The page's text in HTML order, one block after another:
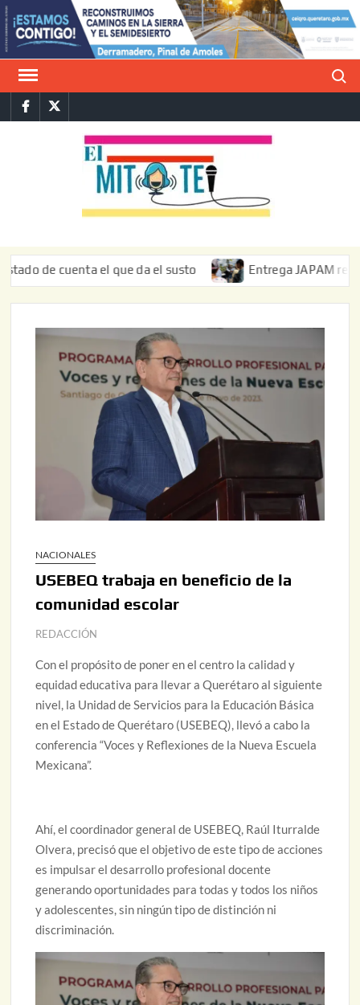
Saltar
al
contenido
FacebookTwitter
cuenta el que da el susto Entrega JAPAM
NACIONALES
USEBEQ trabaja en beneficio de la
comunidad escolar
REDACCIÓN
Con el propósito de poner en el centro la calidad y
equidad educativa para llevar a Querétaro al siguiente
nivel, la Unidad de Servicios para la Educación Básica
en el Estado de Querétaro (USEBEQ), llevó a cabo la
conferencia “Voces y Reflexiones de la Nueva Escuela
Mexicana”.
Ahí, el coordinador general de USEBEQ, Raúl Iturralde
Olvera, precisó que el objetivo de este tipo de acciones
es impulsar el desarrollo profesional docente
generando oportunidades para todas y todos los niños
y adolescentes, sin ningún tipo de distinción ni
discriminación.